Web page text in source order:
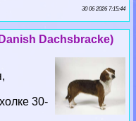
30 06 2026 7:15:44
Dachsbracke)
30-